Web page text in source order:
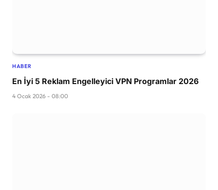
HABER
En İyi 5 Reklam Engelleyici VPN Programlar 2026
4 Ocak 2026 - 08:00